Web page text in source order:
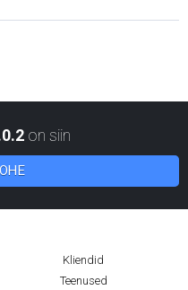
on siin
Kliendid
Teenused